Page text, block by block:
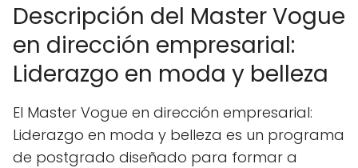
Descripción del Master Vogue
en dirección empresarial:
Liderazgo en moda y belleza
El Master Vogue en dirección empresarial:
Liderazgo en moda y belleza es un programa
de postgrado diseñado para formar a